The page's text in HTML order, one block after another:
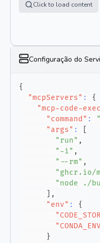
Click to load content
Configuração do
{
"mcpServers" :
{
"mcp-code-
"command" :
"args" :
"run" ,
"-i" ,
"--rm" ,
"ghcr.io/
"node ./
,
"env" :
{
}